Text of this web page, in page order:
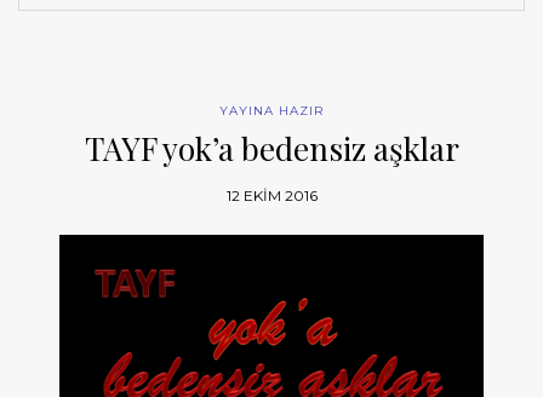
YAYINA HAZIR
TAYF yok’a bedensiz aşklar
12 EKIM 2016